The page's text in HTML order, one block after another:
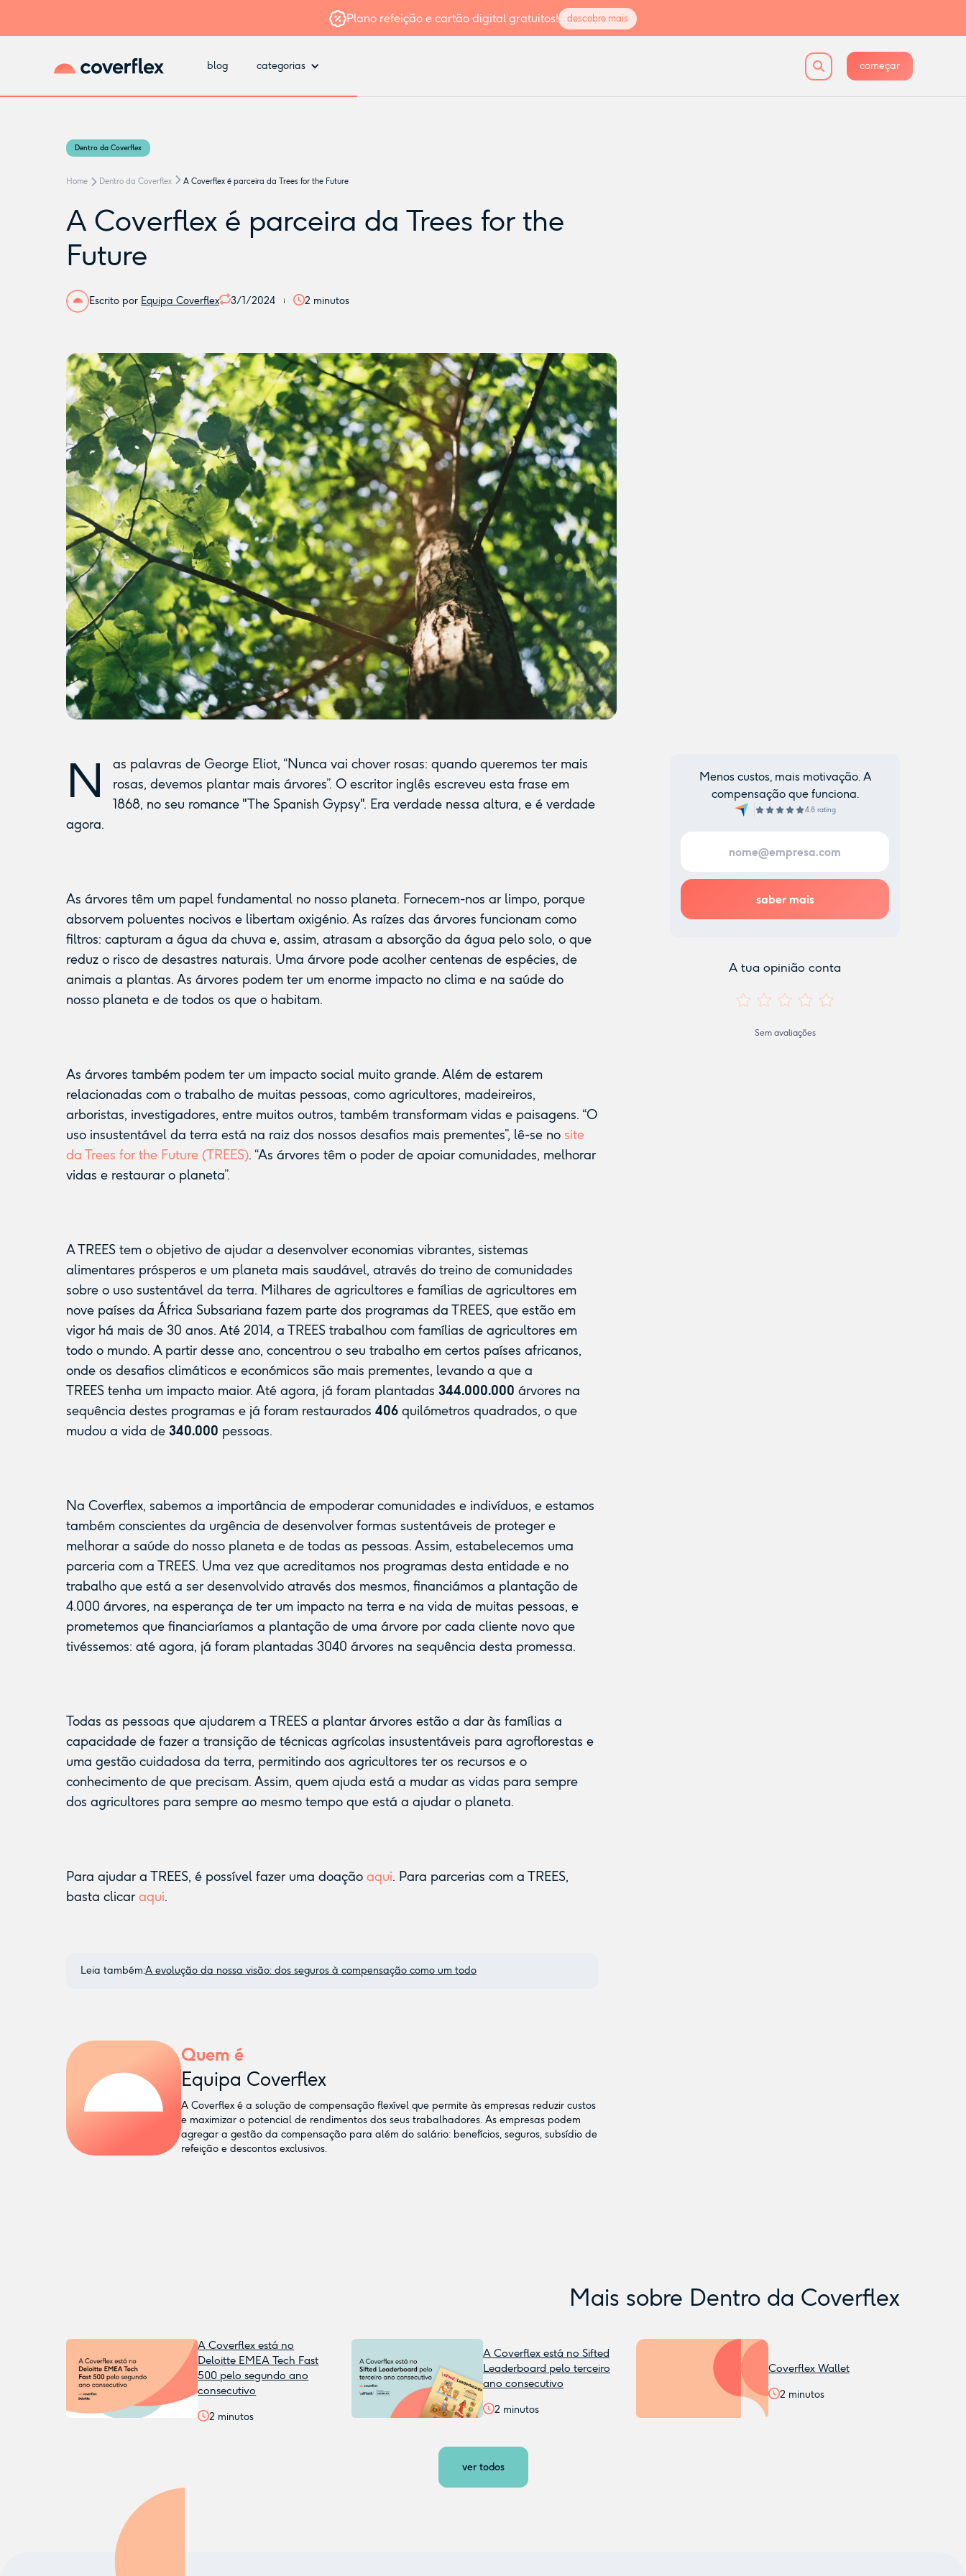
Plano refeição e cartão digital gratuitos! descobre mais
blog categorias começar
Dentro da Coverflex
Home Dentro da Coverflex A Coverflex é parceira da Trees for the Future
A Coverflex é parceira da Trees for the
Future
Escrito por Equipa Coverflex 3/1/2024 2 minutos
N
as palavras de George Eliot, “Nunca vai chover rosas: quando queremos ter mais
rosas, devemos plantar mais árvores”. O escritor inglês escreveu esta frase em
1868, no seu romance "The Spanish Gypsy". Era verdade nessa altura, e é verdade
agora.
As árvores têm um papel fundamental no nosso planeta. Fornecem-nos ar limpo, porque
absorvem poluentes nocivos e libertam oxigénio. As raízes das árvores funcionam como
filtros: capturam a água da chuva e, assim, atrasam a absorção da água pelo solo, o que
reduz o risco de desastres naturais. Uma árvore pode acolher centenas de espécies, de
animais a plantas. As árvores podem ter um enorme impacto no clima e na saúde do
nosso planeta e de todos os que o habitam.
As árvores também podem ter um impacto social muito grande. Além de estarem
relacionadas com o trabalho de muitas pessoas, como agricultores, madeireiros,
arboristas, investigadores, entre muitos outros, também transformam vidas e paisagens. “O
uso insustentável da terra está na raiz dos nossos desafios mais prementes”, lê-se no site
da Trees for the Future (TREES). “As árvores têm o poder de apoiar comunidades, melhorar
vidas e restaurar o planeta”.
A TREES tem o objetivo de ajudar a desenvolver economias vibrantes, sistemas
alimentares prósperos e um planeta mais saudável, através do treino de comunidades
sobre o uso sustentável da terra. Milhares de agricultores e famílias de agricultores em
nove países da África Subsariana fazem parte dos programas da TREES, que estão em
vigor há mais de 30 anos. Até 2014, a TREES trabalhou com famílias de agricultores em
todo o mundo. A partir desse ano, concentrou o seu trabalho em certos países africanos,
onde os desafios climáticos e económicos são mais prementes, levando a que a
TREES tenha um impacto maior. Até agora, já foram plantadas 344.000.000 árvores na
sequência destes programas e já foram restaurados 406 quilómetros quadrados, o que
mudou a vida de 340.000 pessoas.
Na Coverflex, sabemos a importância de empoderar comunidades e indivíduos, e estamos
também conscientes da urgência de desenvolver formas sustentáveis de proteger e
melhorar a saúde do nosso planeta e de todas as pessoas. Assim, estabelecemos uma
parceria com a TREES. Uma vez que acreditamos nos programas desta entidade e no
trabalho que está a ser desenvolvido através dos mesmos, financiámos a plantação de
4.000 árvores, na esperança de ter um impacto na terra e na vida de muitas pessoas, e
prometemos que financiaríamos a plantação de uma árvore por cada cliente novo que
tivéssemos: até agora, já foram plantadas 3040 árvores na sequência desta promessa.
Todas as pessoas que ajudarem a TREES a plantar árvores estão a dar às famílias a
capacidade de fazer a transição de técnicas agrícolas insustentáveis para agroflorestas e
uma gestão cuidadosa da terra, permitindo aos agricultores ter os recursos e o
conhecimento de que precisam. Assim, quem ajuda está a mudar as vidas para sempre
dos agricultores para sempre ao mesmo tempo que está a ajudar o planeta.
Para ajudar a TREES, é possível fazer uma doação aqui. Para parcerias com a TREES,
basta clicaraqui.
Leia também:A evolução da nossa visão: dos seguros à compensação como um todo
Quem é
Equipa Coverflex
A Coverflex é a solução de compensação flexível que permite às empresas reduzir custos
e maximizar o potencial de rendimentos dos seus trabalhadores. As empresas podem
agregar a gestão da compensação para além do salário: benefícios, seguros, subsídio de
refeição e descontos exclusivos.
Menos custos, mais motivação. A
compensação que funciona.
4.8 rating
A tua opinião conta
Sem avaliações
Mais sobre Dentro da Coverflex
A Coverflex está no
Deloitte EMEA Tech Fast
500 pelo segundo ano
consecutivo
2 minutos
A Coverflex está no Sifted
Leaderboard pelo terceiro
ano consecutivo
2 minutos
Coverflex Wallet
2 minutos
ver todos